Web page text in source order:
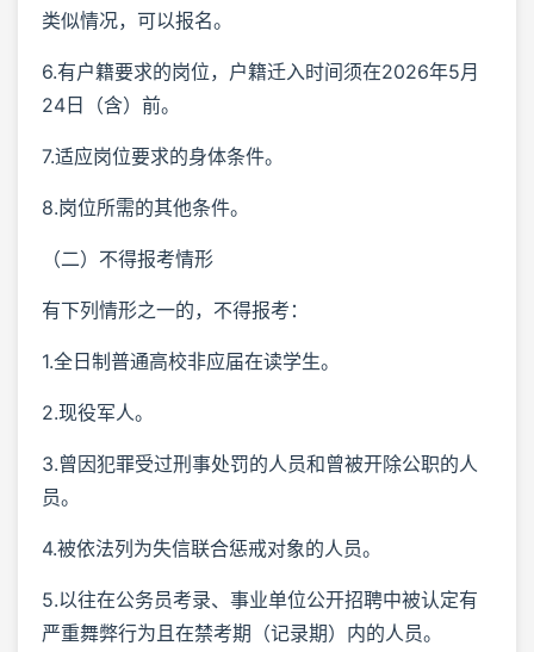
类似情况，可以报名。
6.有户籍要求的岗位，户籍迁入时间须在2026年5月
24日（含）前。
7.适应岗位要求的身体条件。
8.岗位所需的其他条件。
（二）不得报考情形
有下列情形之一的，不得报考：
1.全日制普通高校非应届在读学生。
2.现役军人。
3.曾因犯罪受过刑事处罚的人员和曾被开除公职的人
员。
4.被依法列为失信联合惩戒对象的人员。
5.以往在公务员考录、事业单位公开招聘中被认定有
严重舞弊行为且在禁考期（记录期）内的人员。